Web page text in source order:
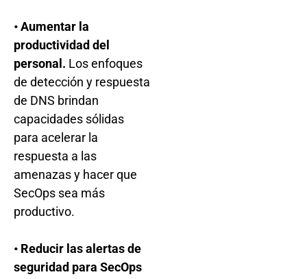
• Aumentar la
productividad del
personal. Los enfoques
de detección y respuesta
de DNS brindan
capacidades sólidas
para acelerar la
respuesta a las
amenazas y hacer que
SecOps sea más
productivo.
• Reducir las alertas de
seguridad para SecOps